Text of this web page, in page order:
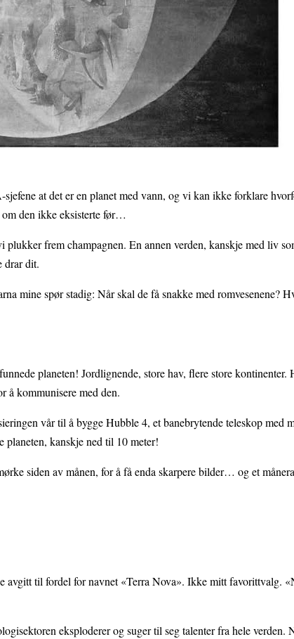
at det er en planet med vann, og vi kan ikke forklare
den ikke eksisterte før…
frem champagnen. En annen verden, kanskje med liv
drar dit.
mine spør stadig: Når skal de få snakke med romvesenene?
planeten! Jordlignende, store hav, flere store
å kommunisere med den.
vår til å bygge Hubble 4, et banebrytende teleskop med
planeten, kanskje ned til 10 meter!
siden av månen, for å få enda skarpere bilder… og et
avgitt til fordel for navnet «Terra Nova». Ikke mitt favorittvalg.
eksploderer og suger til seg talenter fra hele verden.